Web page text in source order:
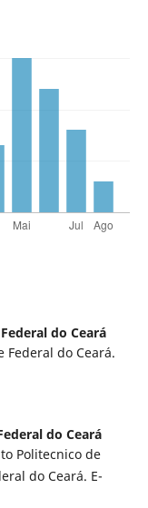
do Ceará
Federal do Ceará.
do Ceará
Politecnico de
do Ceará. E-